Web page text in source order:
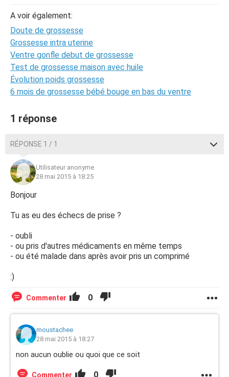
A voir également:
Doute de grossesse
Grossesse intra uterine
Ventre gonfle debut de grossesse
Test de grossesse maison avec huile
Évolution poids grossesse
6 mois de grossesse bébé bouge en bas du ventre
1 réponse
RÉPONSE 1 / 1
Utilisateur anonyme
28 mai 2015 à 18:25
Bonjour
Tu as eu des échecs de prise ?
- oubli
- ou pris d'autres médicaments en même temps
- ou été malade dans après avoir pris un comprimé
:)
Commenter 0
moustachee
28 mai 2015 à 18:27
non aucun oublie ou quoi que ce soit
Commenter 0